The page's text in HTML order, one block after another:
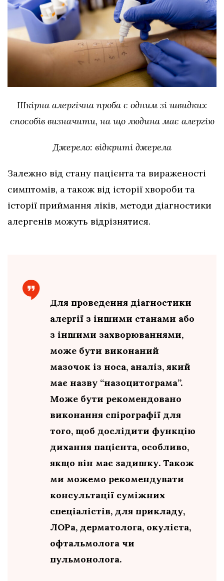
Шкірна алергічна проба є одним зі швидких
способів визначити, на що людина має алергію
Джерело: відкриті джерела
Залежно від стану пацієнта та вираженості
симптомів, а також від історії хвороби та
історії приймання ліків, методи діагностики
алергенів можуть відрізнятися.
Для проведення діагностики
алергії з іншими станами або
з іншими захворюваннями,
може бути виконаний
мазочок із носа, аналіз, який
має назву “назоцитограма”.
Може бути рекомендовано
виконання спірографії для
того, щоб дослідити функцію
дихання пацієнта, особливо,
якщо він має задишку. Також
ми можемо рекомендувати
консультації суміжних
спеціалістів, для прикладу,
ЛОРа, дерматолога, окуліста,
офтальмолога чи
пульмонолога.